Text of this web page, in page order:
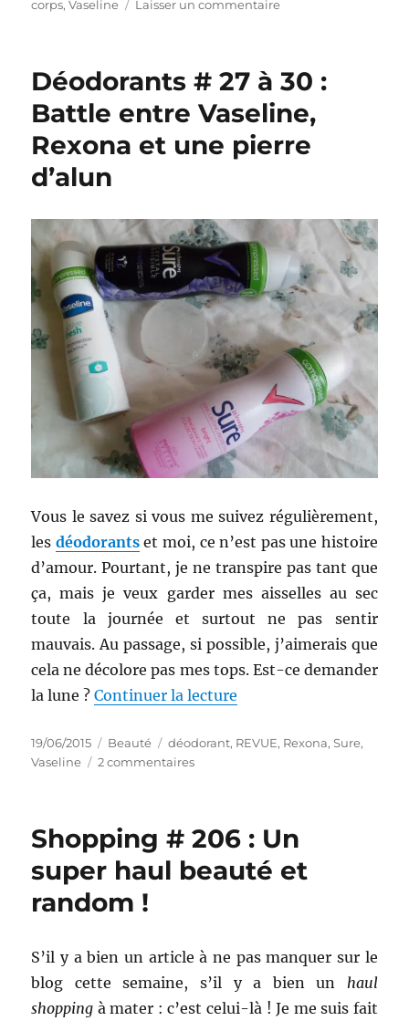
le
corps,Vaseline Laisser un commentairesur
:
Spray
Double
Invisible
Déodorants # 27 à 30 :
Battle entre Vaseline,
Rexona et une pierre
d’alun
Vous le savez si vous me suivez régulièrement,
les déodorantset moi, ce n’est pas une histoire
d’amour. Pourtant, je ne transpire pas tant que
ça, mais je veux garder mes aisselles au sec
toute la journée et surtout ne pas sentir
mauvais. Au passage, si possible, j’aimerais que
cela ne décolore pas mes tops. Est-ce demander
la lune ?Continuer la lecture
Publié
le
19/06/2015 Catégories
Beauté Étiquettes
déodorant, REVUE, Rexona,Sure,
Vaseline
2 commentairessur
à
:
Rexona
une
pierre
Shopping # 206 : Un
super haul beauté et
random !
S’il y a bien un article à ne pas manquer sur le
blog cette semaine, s’il y a bien un haul
shopping à mater : c’est celui-là ! Je me suis fait